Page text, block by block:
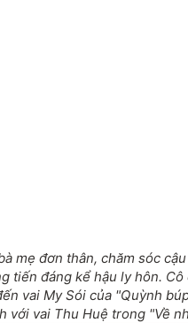
mẹ đơn thân, chăm sóc
tiến đáng kể hậu ly hôn. Cô
vai My Sói của "Quỳnh
với vai Thu Huệ trong "Về